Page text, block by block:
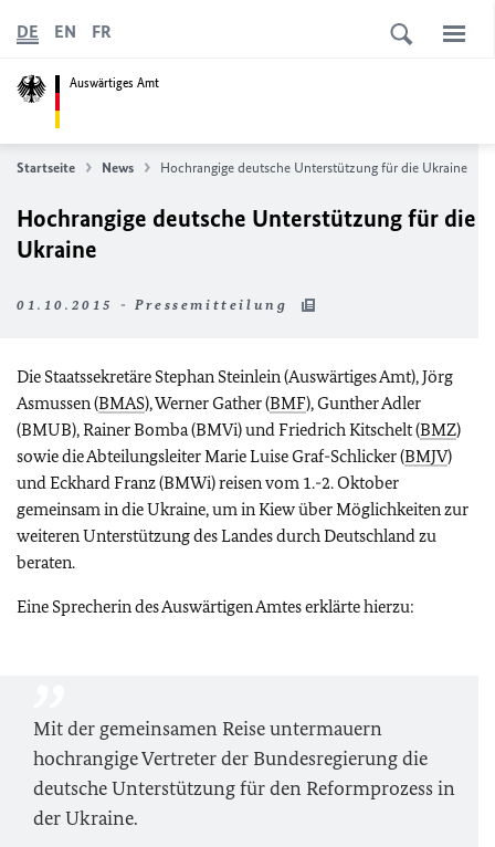
Auswärtiges Amt
DE EN FR
Startseite News Hochrangige deutsche Unterstützung für die Ukraine
Hochrangige deutsche Unterstützung für die
Ukraine
01.10.2015 - Pressemitteilung
Die Staatssekretäre Stephan Steinlein (Auswärtiges Amt), Jörg
Asmussen (BMAS), Werner Gather (BMF), Gunther Adler
(BMUB), Rainer Bomba (BMVi) und Friedrich Kitschelt (BMZ)
sowie die Abteilungsleiter Marie Luise Graf-Schlicker (BMJV)
und Eckhard Franz (BMWi) reisen vom 1.-2. Oktober
gemeinsam in die Ukraine, um in Kiew über Möglichkeiten zur
weiteren Unterstützung des Landes durch Deutschland zu
beraten.
Eine Sprecherin des Auswärtigen Amtes erklärte hierzu:
Mit der gemeinsamen Reise untermauern
hochrangige Vertreter der Bundesregierung die
deutsche Unterstützung für den Reformprozess in
der Ukraine.